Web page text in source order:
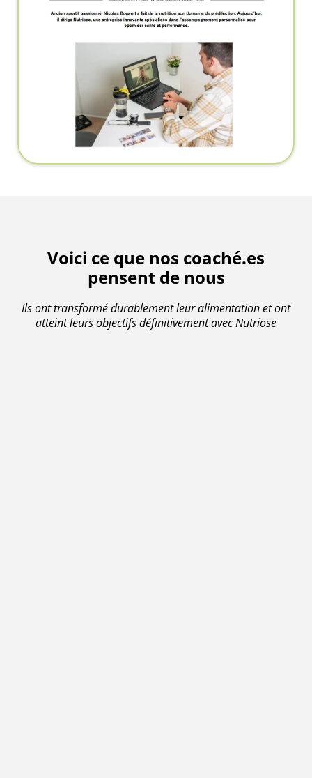
Voici ce que nos coaché.es
pensent de nous
Ils ont transformé durablement leur alimentation et ont
atteint leurs objectifs définitivement avec Nutriose